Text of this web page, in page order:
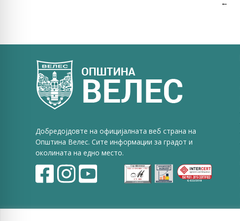
←
Добредојдовте на официјалната веб страна на
Општина Велес. Сите информации за градот и
околината на едно место.